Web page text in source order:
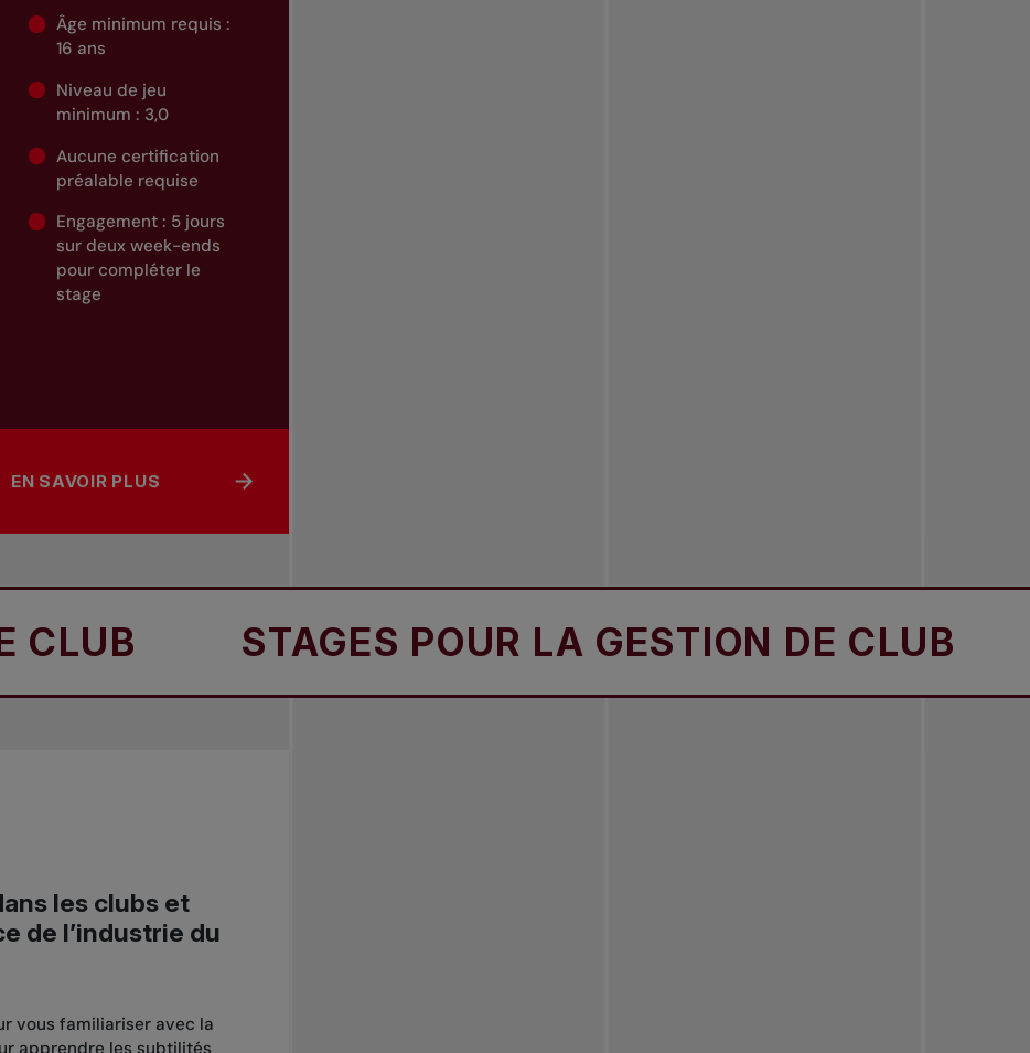
Âge minimum requis :
16 ans
Niveau de jeu
minimum : 3,0
Aucune certification
préalable requise
Engagement : 5 jours
sur deux week-ends
pour compléter le
stage
EN SAVOIR PLUS
À PROPOS DE INSTRUCTEUR
STAGES POUR LA GESTION DE CLUB
les clubs et
de l’industrie du
vous familiariser avec la
apprendre les subtilités